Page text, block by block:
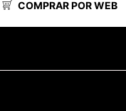
COMPRAR POR WEB